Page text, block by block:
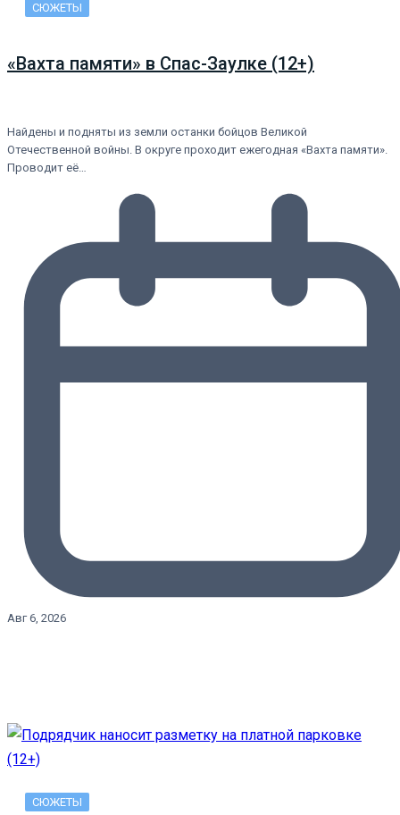
СЮЖЕТЫ
«Вахта памяти» в Спас-Заулке (12+)
Найдены и подняты из земли останки бойцов Великой
Отечественной войны. В округе проходит ежегодная «Вахта памяти».
Проводит её…
Авг 6, 2026
СЮЖЕТЫ